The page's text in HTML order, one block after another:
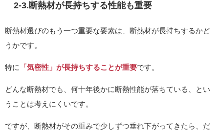
2-3.断熱材が長持ちする性能も重要
断熱材選びのもう一つ重要な要素は、断熱材が長持ちするかど
うかです。
特に 「気密性」が長持ちすることが重要です。
どんな断熱材でも、何十年後かに断熱性能が落ちている、とい
うことは考えにくいです。
ですが、断熱材がその重みで少しずつ垂れ下がってきたら、だ